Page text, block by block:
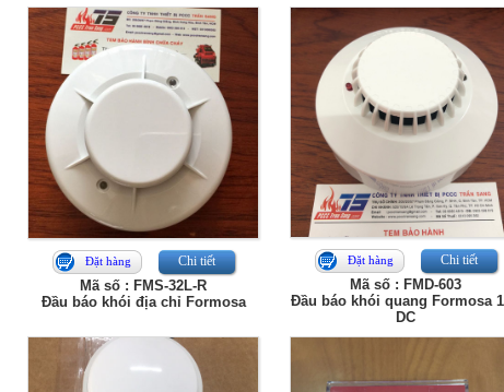
Đặt hàng Chi tiết
Mã số : FMS-32L-R
Đầu báo khói địa chỉ Formosa
Đặt hàng Chi tiết
Mã số : FMD-603
Đầu báo khói quang Formosa
DC